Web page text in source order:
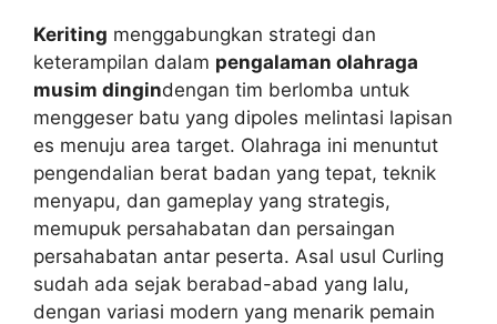
Keriting menggabungkan strategi dan
keterampilan dalam pengalaman olahraga
musim dingindengan tim berlomba untuk
menggeser batu yang dipoles melintasi lapisan
es menuju area target. Olahraga ini menuntut
pengendalian berat badan yang tepat, teknik
menyapu, dan gameplay yang strategis,
memupuk persahabatan dan persaingan
persahabatan antar peserta. Asal usul Curling
sudah ada sejak berabad-abad yang lalu,
dengan variasi modern yang menarik pemain